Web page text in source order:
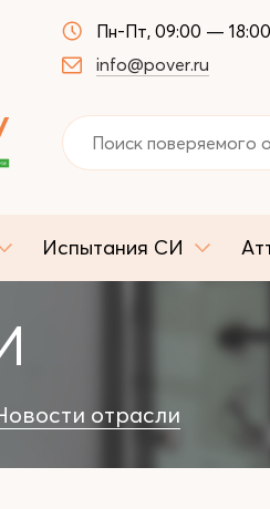
Пн-Пт, 09:00 — 18:00
info@pover.ru
Испытания СИ
отрасли